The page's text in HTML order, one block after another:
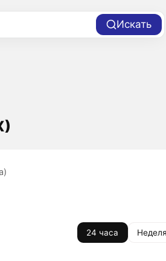
Искать
24 часа Неделя